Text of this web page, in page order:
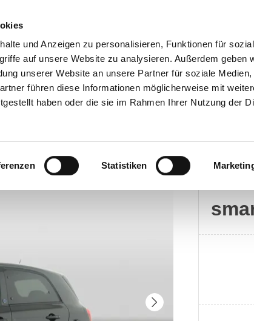
und Anzeigen zu personalisieren, Funktionen für
auf unsere Website zu analysieren. Außerdem geben
unserer Website an unsere Partner für soziale Medien,
führen diese Informationen möglicherweise mit
haben oder die sie im Rahmen Ihrer Nutzung der
Statistiken
Kontakt
smart